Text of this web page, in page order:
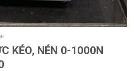
KÉO, NÉN 0-1000N